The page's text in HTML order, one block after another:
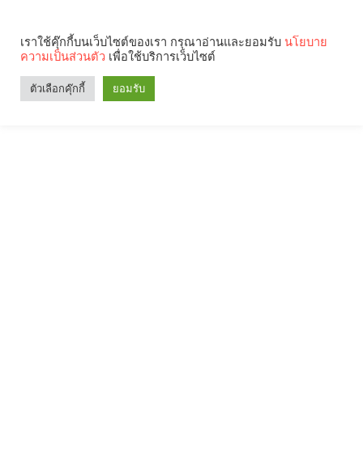
เราใช้คุ๊กกี้บนเว็บไซต์ของเรา กรุณาอ่านและยอมรับ นโยบาย
ความเป็นส่วนตัว เพื่อใช้บริการเว็บไซต์
ตัวเลือกคุ๊กกี้ ยอมรับ